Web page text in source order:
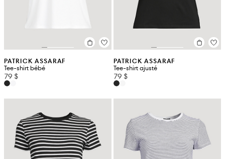
PATRICK ASSARAF
Tee-shirt bébé
79 $
PATRICK ASSARAF
Tee-shirt ajusté
79 $